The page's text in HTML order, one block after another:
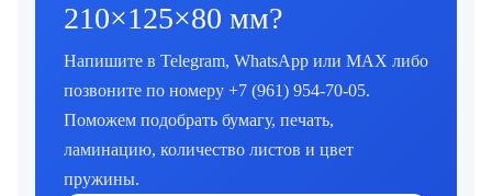
210×125×80 мм?
Напишите в Telegram, WhatsApp или MAX либо
позвоните по номеру +7 (961) 954-70-05.
Поможем подобрать бумагу, печать,
ламинацию, количество листов и цвет
пружины.